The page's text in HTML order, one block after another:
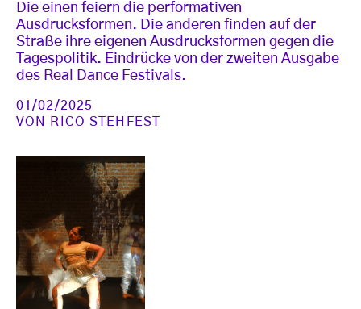
Die einen feiern die performativen
Ausdrucksformen. Die anderen finden auf der
Straße ihre eigenen Ausdrucksformen gegen die
Tagespolitik. Eindrücke von der zweiten Ausgabe
des Real Dance Festivals.
01/02/2025
VON
RICO STEHFEST